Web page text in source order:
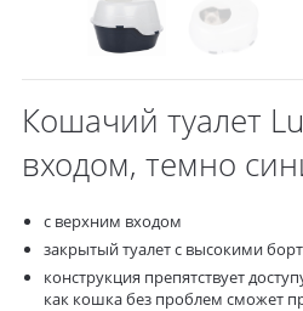
Кошачий туалет
входом, темно
с верхним входом
закрытый туалет с высокими
конструкция препятствует
как кошка без проблем сможет